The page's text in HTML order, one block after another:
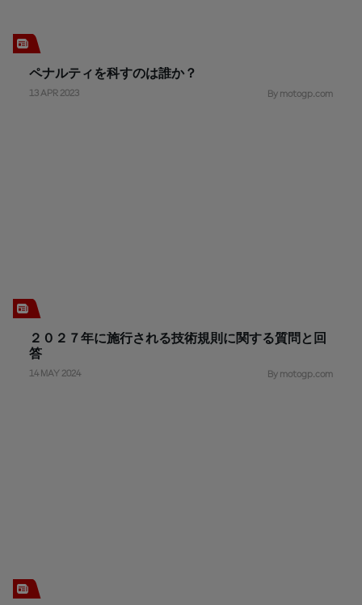
ペナルティを科すのは誰か？
13 APR 2023 By motogp.com
２０２７年に施行される技術規則に関する質問と回
答
14 MAY 2024 By motogp.com